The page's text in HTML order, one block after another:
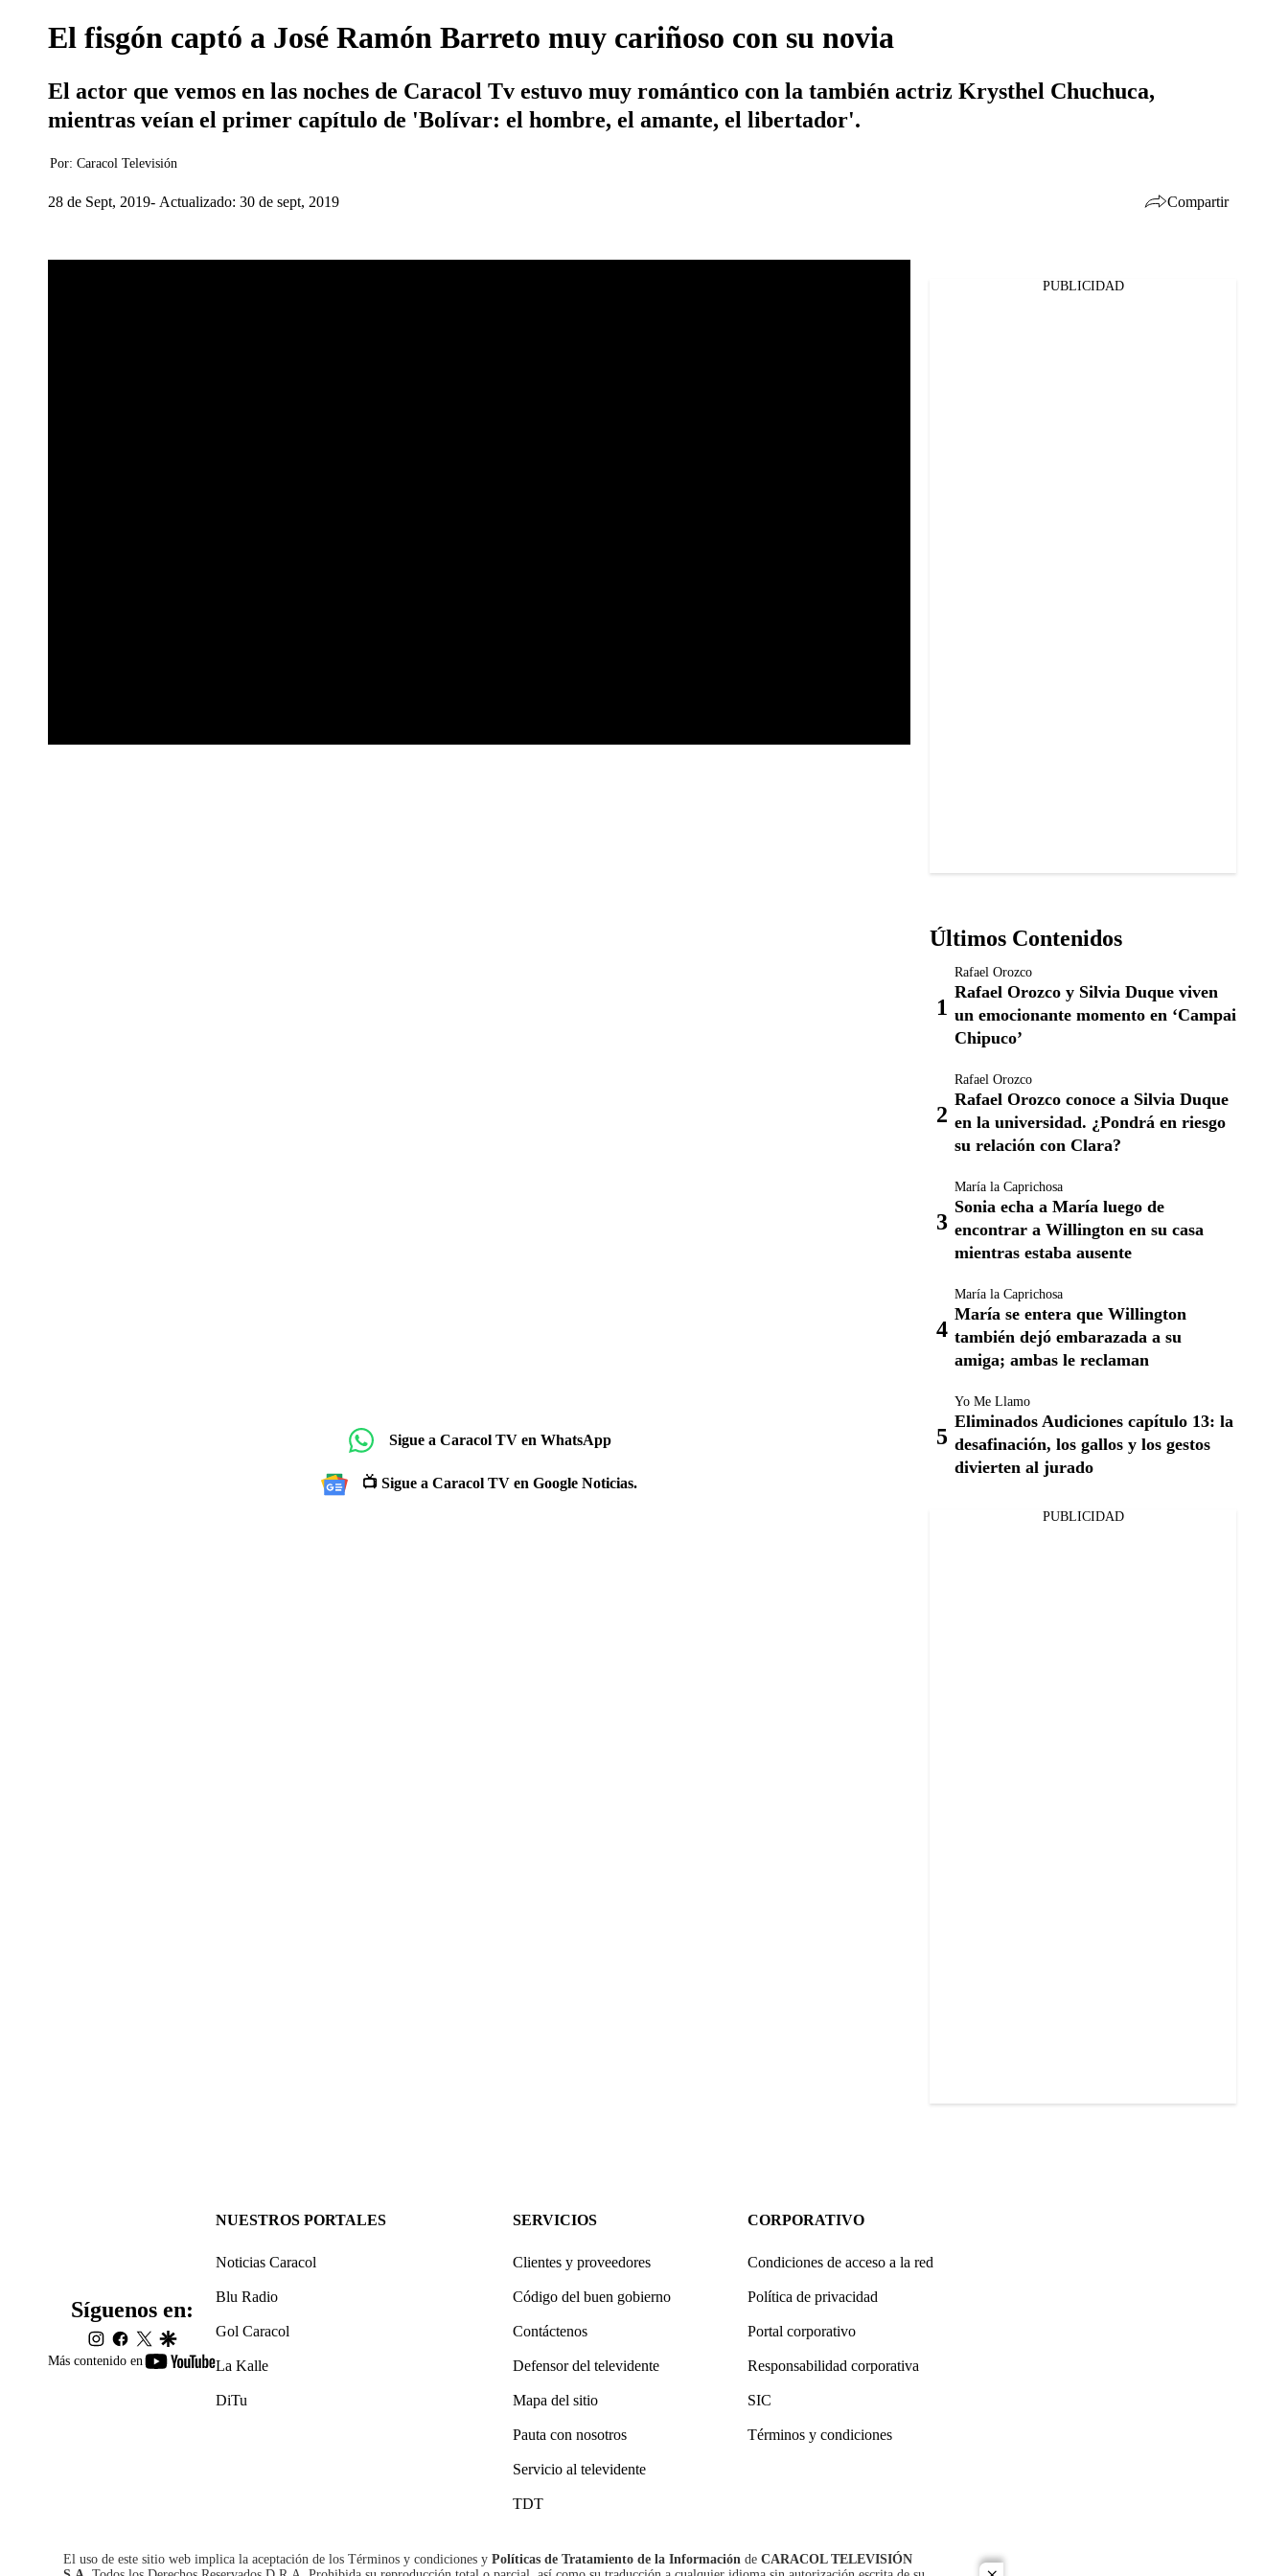
El fisgón captó a José Ramón Barreto muy cariñoso con su novia
El actor que vemos en las noches de Caracol Tv estuvo muy romántico con la también actriz Krysthel Chuchuca,
mientras veían el primer capítulo de 'Bolívar: el hombre, el amante, el libertador'.
Por: Caracol Televisión
28 de Sept, 2019 Actualizado: 30 de sept, 2019 Compartir
Sigue a Caracol TV en WhatsApp
📺 Sigue a Caracol TV en Google Noticias.
PUBLICIDAD
Últimos Contenidos
Rafael Orozco
Rafael Orozco y Silvia Duque viven
un emocionante momento en ‘Campai
Chipuco’
Rafael Orozco
Rafael Orozco conoce a Silvia Duque
en la universidad. ¿Pondrá en riesgo
su relación con Clara?
María la Caprichosa
Sonia echa a María luego de
encontrar a Willington en su casa
mientras estaba ausente
María la Caprichosa
María se entera que Willington
también dejó embarazada a su
amiga; ambas le reclaman
Yo Me Llamo
Eliminados Audiciones capítulo 13: la
desafinación, los gallos y los gestos
divierten al jurado
PUBLICIDAD
Más contenido en
youtube-
Síguenos en:
instagram
facebook
twittergoogle
NUESTROS PORTALES
Noticias Caracol
Blu Radio
Gol Caracol
La Kalle
DiTu
SERVICIOS
Clientes y proveedores
Código del buen gobierno
Contáctenos
Defensor del televidente
Mapa del sitio
Pauta con nosotros
Servicio al televidente
TDT
CORPORATIVO
Condiciones de acceso a la red
Política de privacidad
Portal corporativo
Responsabilidad corporativa
SIC
Términos y condiciones
El uso de este sitio web implica la aceptación de los Términos y condiciones y Políticas de Tratamiento de la Información de CARACOL TELEVISIÓN